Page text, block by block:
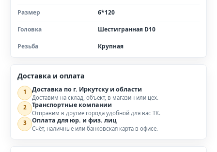
Размер 6*120
Головка Шестигранная D10
Резьба Крупная
Доставка и оплата
1 Доставка по г. Иркутску и области
Доставим на склад, объект, в магазин или цех.
2 Транспортные компании
Отправим в другие города удобной для вас ТК.
3 Оплата для юр. и физ. лиц
Счёт, наличные или банковская карта в офисе.